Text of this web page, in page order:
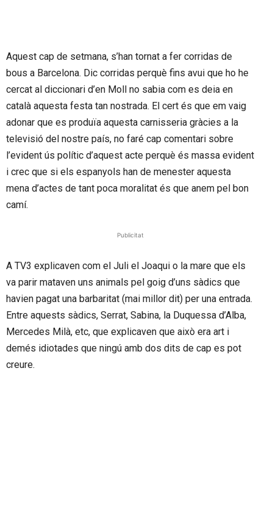
Aquest cap de setmana, s’han tornat a fer corridas de
bous a Barcelona. Dic corridas perquè fins avui que ho he
cercat al diccionari d’en Moll no sabia com es deia en
català aquesta festa tan nostrada. El cert és que em vaig
adonar que es produïa aquesta carnisseria gràcies a la
televisió del nostre país, no faré cap comentari sobre
l’evident ús polític d’aquest acte perquè és massa evident
i crec que si els espanyols han de menester aquesta
mena d’actes de tant poca moralitat és que anem pel bon
camí.
Publicitat
A TV3 explicaven com el Juli el Joaqui o la mare que els
va parir mataven uns animals pel goig d’uns sàdics que
havien pagat una barbaritat (mai millor dit) per una entrada.
Entre aquests sàdics, Serrat, Sabina, la Duquessa d’Alba,
Mercedes Milà, etc, que explicaven que això era art i
demés idiotades que ningú amb dos dits de cap es pot
creure.